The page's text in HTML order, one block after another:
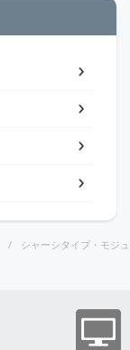
シャーシタイプ・モジ